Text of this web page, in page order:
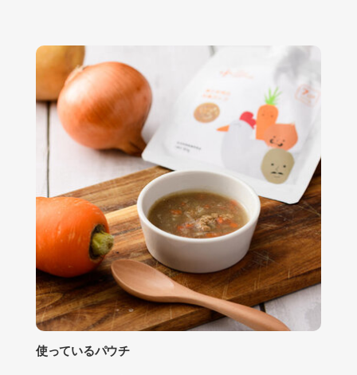
使っているパウチ